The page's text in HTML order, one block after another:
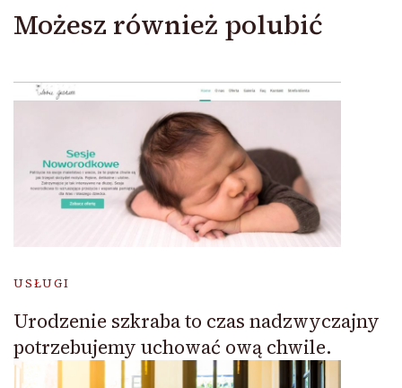
Możesz również polubić
USŁUGI
Urodzenie szkraba to czas nadzwyczajny
potrzebujemy uchować ową chwile.